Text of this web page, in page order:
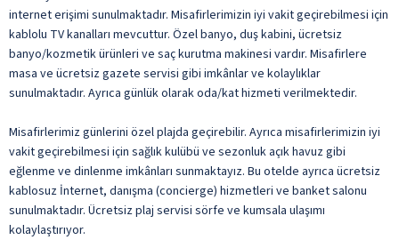
internet erişimi sunulmaktadır. Misafirlerimizin iyi vakit geçirebilmesi için
kablolu TV kanalları mevcuttur. Özel banyo, duş kabini, ücretsiz
banyo/kozmetik ürünleri ve saç kurutma makinesi vardır. Misafirlere
masa ve ücretsiz gazete servisi gibi imkânlar ve kolaylıklar
sunulmaktadır. Ayrıca günlük olarak oda/kat hizmeti verilmektedir.
Misafirlerimiz günlerini özel plajda geçirebilir. Ayrıca misafirlerimizin iyi
vakit geçirebilmesi için sağlık kulübü ve sezonluk açık havuz gibi
eğlenme ve dinlenme imkânları sunmaktayız. Bu otelde ayrıca ücretsiz
kablosuz İnternet, danışma (concierge) hizmetleri ve banket salonu
sunulmaktadır. Ücretsiz plaj servisi sörfe ve kumsala ulaşımı
kolaylaştırıyor.